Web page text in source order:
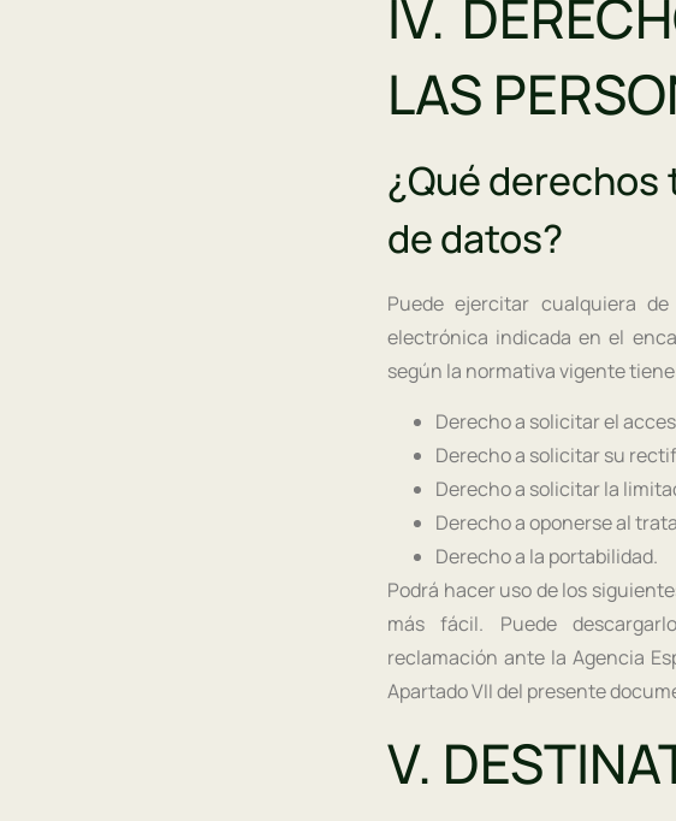
IV.
LAS
¿Qué
de datos?
Puede ejercitar cualquiera
electrónica indicada en el
según la normativa vigente
Derecho a solicitar el
Derecho a solicitar su
Derecho a solicitar la
Derecho a oponerse al
Derecho a la portabilidad.
Podrá hacer uso de los
más fácil. Puede
reclamación ante la Agencia
Apartado VII del presente
V.